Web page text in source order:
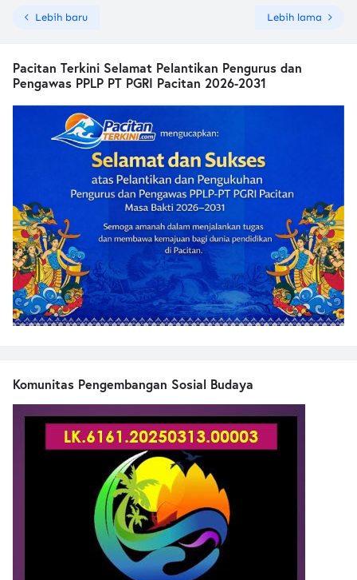
Lebih baru Lebih lama
Pacitan Terkini Selamat Pelantikan Pengurus dan
Pengawas PPLP PT PGRI Pacitan 2026-2031
Komunitas Pengembangan Sosial Budaya